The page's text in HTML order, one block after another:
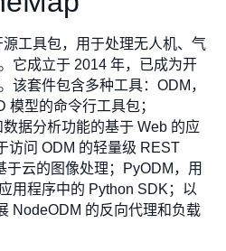
工具包，用于处理无人机、气
它成立于 2014 年，已成为开
该套件包含多种工具：ODM，
模型的命令行工具包；
据分析功能的基于 Web 的应
访问 ODM 的轻量级 REST
云的图像处理；PyODM，用
用程序中的 Python SDK；以
NodeODM 的反向代理和负载